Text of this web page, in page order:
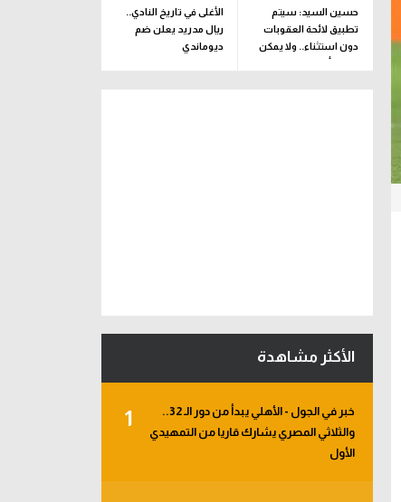
حسين السيد: سيتم
تطبيق لائحة العقوبات
دون استثناء.. ولا يمكن
ضغط أو ليّ ذراع الزمالك
الأغلى في تاريخ النادي..
ريال مدريد يعلن ضم
ديوماندي
الأكثر مشاهدة
1
خبر في الجول - الأهلي يبدأ من دور الـ 32..
والثلاثي المصري يشارك قاريا من التمهيدي
الأول